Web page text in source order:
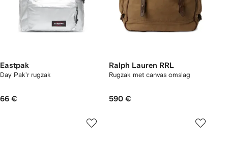
Eastpak
Day Pak'r rugzak
66 €
Ralph Lauren RRL
Rugzak met canvas omslag
590 €